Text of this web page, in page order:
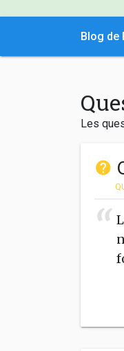
Blog de
Les